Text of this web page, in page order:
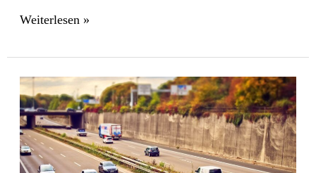
Weiterlesen »
Trend:
Bewerben
Sie
sich
als
Fahrer!